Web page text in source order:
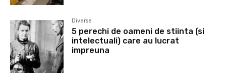
Diverse
5 perechi de oameni de stiinta (si
intelectuali) care au lucrat
impreuna